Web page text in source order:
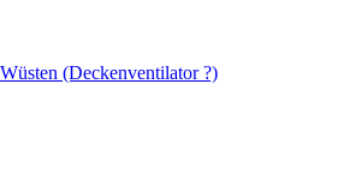
(Deckenventilator ?)